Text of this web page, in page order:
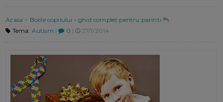
Acasa > Bolile copilului - ghid complet pentru parinti
Tema: Autism | 0 | 27/1/2014